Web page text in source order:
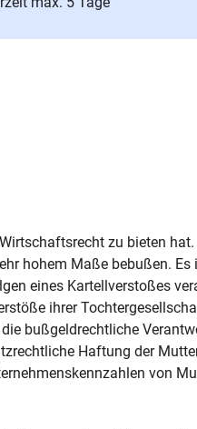
zu bieten
hohem Maße bebußen. Es
eines Kartellverstoßes
ihrer
bußgeldrechtliche
Haftung der
von